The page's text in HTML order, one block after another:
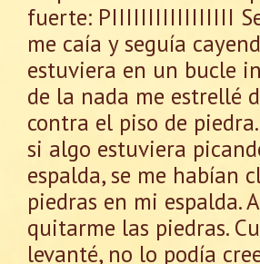
fuerte: PIIIIIIIIIIIIIIIII
me caía y seguía
estuviera en un bucle
de la nada me estrellé
contra el piso de
si algo estuviera
espalda, se me habían
piedras en mi espalda.
quitarme las piedras.
levanté, no lo podía